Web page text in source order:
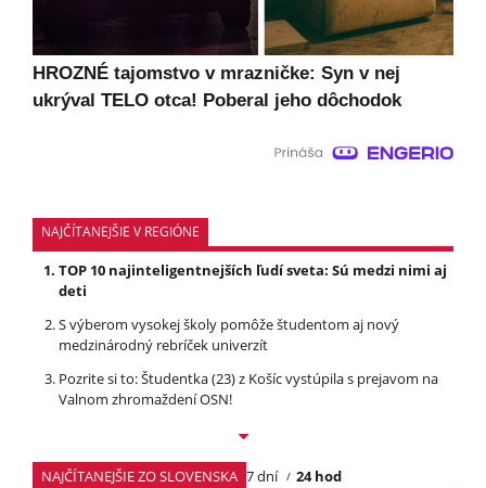
HROZNÉ tajomstvo v mrazničke: Syn v nej
ukrýval TELO otca! Poberal jeho dôchodok
NAJČÍTANEJŠIE V REGIÓNE
TOP 10 najinteligentnejších ľudí sveta: Sú medzi nimi aj
deti
S výberom vysokej školy pomôže študentom aj nový
medzinárodný rebríček univerzít
Pozrite si to: Študentka (23) z Košíc vystúpila s prejavom na
Valnom zhromaždení OSN!
NAJČÍTANEJŠIE ZO SLOVENSKA 7 dní
24 hod